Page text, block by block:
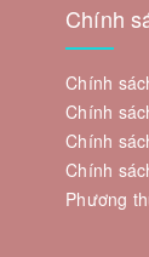
Chính
Chính
Chính
Chính
Chính
Phương